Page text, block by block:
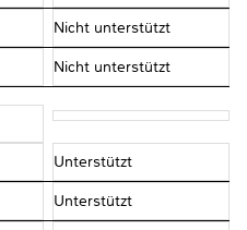
Nicht unterstützt
Nicht unterstützt
Unterstützt
Unterstützt